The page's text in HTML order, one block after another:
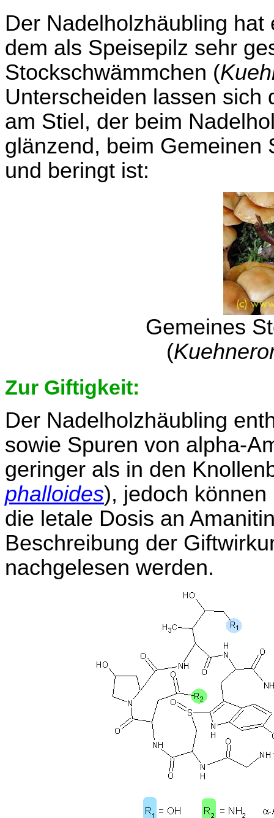
Der Nadelholzhäubling
dem als Speisepilz sehr
Stockschwämmchen (
Unterscheiden lassen sich
am Stiel, der beim
glänzend, beim Gemeinen
und beringt ist:
Gemeines
(
Zur Giftigkeit:
Der Nadelholzhäubling
sowie Spuren von alpha-
geringer als in den
phalloides), jedoch
die letale Dosis an
Beschreibung der
nachgelesen werden.